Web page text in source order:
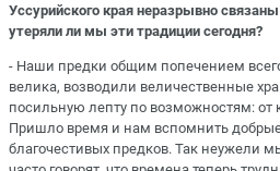
Уссурийского края неразрывно
утеряли ли мы эти традиции сегодня?
- Наши предки общим попечением
велика, возводили величественные
посильную лепту по возможностям: от
Пришло время и нам вспомнить
благочестивых предков. Так неужели